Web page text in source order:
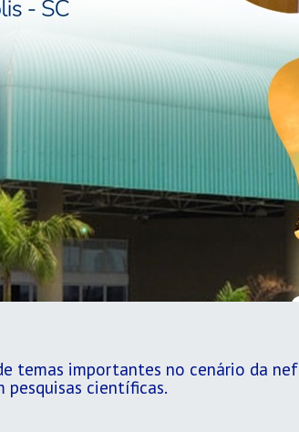
temas importantes no cenário da
pesquisas científicas.